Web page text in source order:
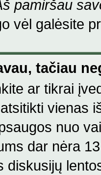
pamiršau
vėl galėsite
tačiau
ar tikrai
vienas
nuo
dar nėra
diskusijų